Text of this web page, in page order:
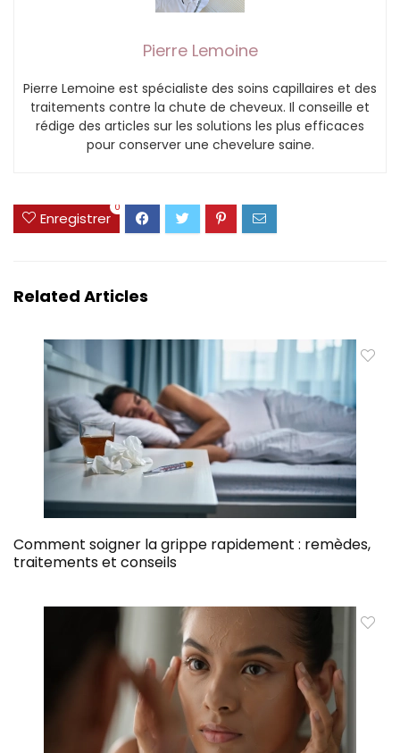
Pierre Lemoine
Pierre Lemoine est spécialiste des soins capillaires et des
traitements contre la chute de cheveux. Il conseille et
rédige des articles sur les solutions les plus efficaces
pour conserver une chevelure saine.
Enregistrer
0
Related Articles
Comment soigner la grippe rapidement : remèdes,
traitements et conseils